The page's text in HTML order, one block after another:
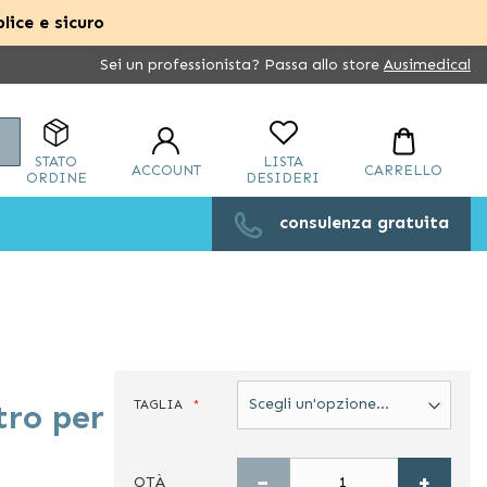
e sicuro
Sei un professionista? Passa allo store Ausimedical
STATO
ORDINE
ACCOUNT
LISTA
DESIDERI
CARRELLO
consulenza gratuita
per TAGLIA
QTÀ